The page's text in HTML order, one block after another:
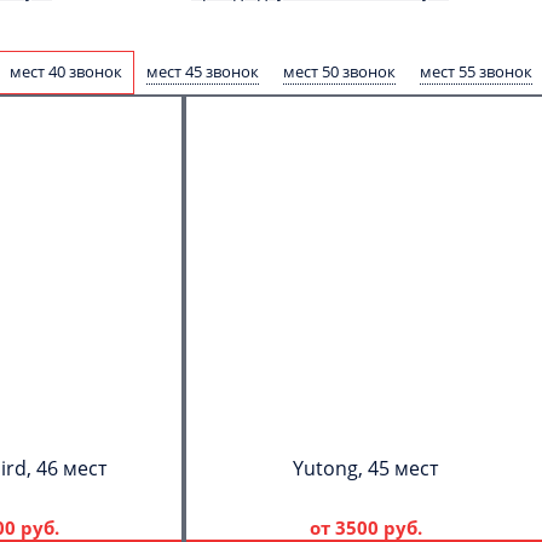
мест 40 звонок мест 45 звонок мест 50 звонок мест 55 звонок
46 мест
руб.
Yutong, 45 мест
от 3500 руб.